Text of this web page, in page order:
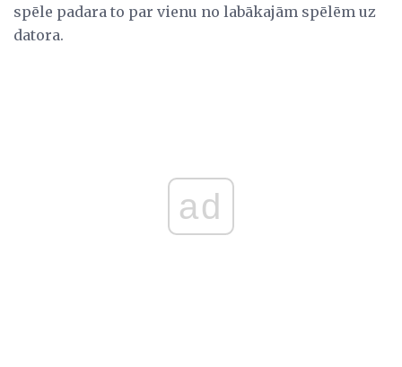
spēle padara to par vienu no labākajām spēlēm uz
datora.
ad